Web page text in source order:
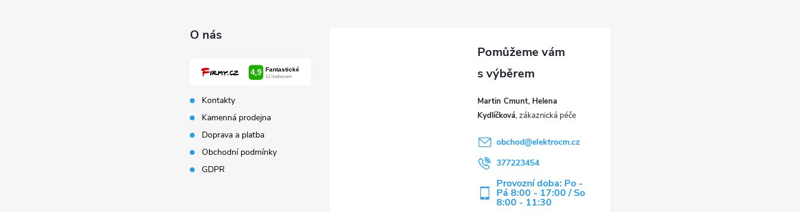
O nás
Kontakty
Kamenná prodejna
Doprava a platba
Obchodní podmínky
GDPR
Martin Cmunt, Helena
Kydlíčková
obchod@elektrocm.cz
377223454
Provozní doba: Po -
Pá 8:00 - 17:00 / So
8:00 - 11:30